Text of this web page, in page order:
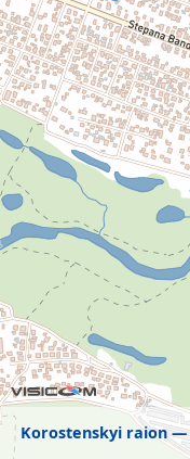
Korostenskyi raion